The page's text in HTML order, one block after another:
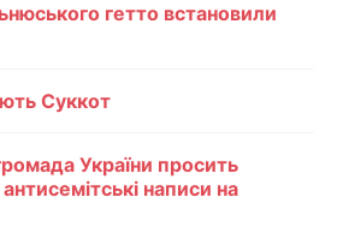
гетто встановили
Суккот
України просить
написи на